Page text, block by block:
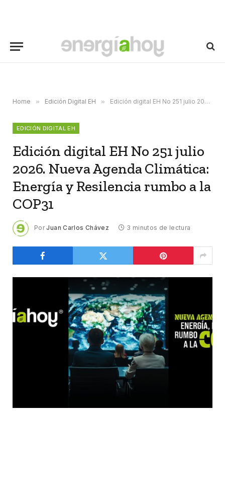
Home » Edición Digital EH » Edición digital EH No 251 julio 2026. Nueva Agenda Climática: Energía y Resilencia rumbo a la COP31
EDICIÓN DIGITAL EH
Edición digital EH No 251 julio
2026. Nueva Agenda Climática:
Energía y Resilencia rumbo a la
COP31
Por Juan Carlos Chávez 3 minutos de lectura